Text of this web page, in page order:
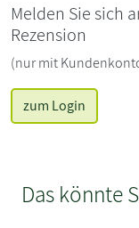
Melden Sie sich
Rezension
(nur mit
zum Login
Das könnte